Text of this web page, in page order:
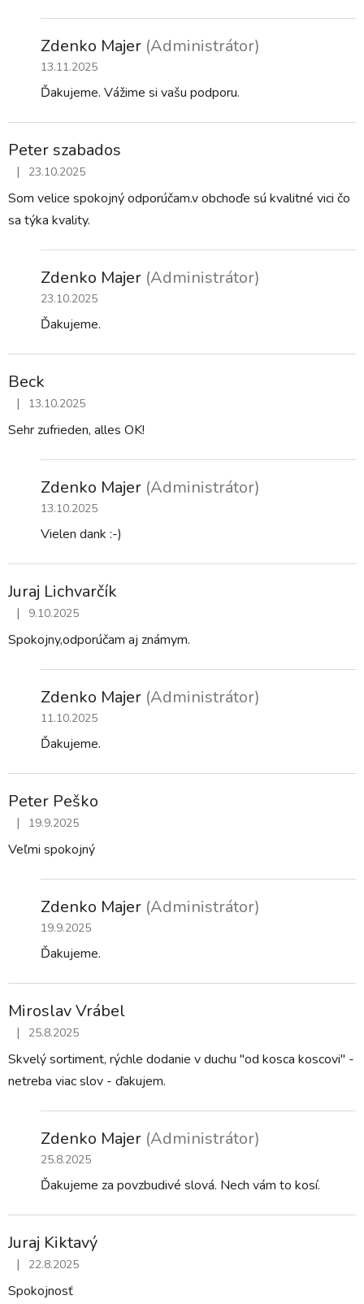
Zdenko Majer (Administrátor)
13.11.2025
Ďakujeme. Vážime si vašu podporu.
Peter szabados
Hodnotenie obchodu je 5 z 5 hviezdičiek.
| 23.10.2025
Som velice spokojný odporúčam.v obchoďe sú kvalitné vici čo
sa týka kvality.
Zdenko Majer (Administrátor)
23.10.2025
Ďakujeme.
Beck
Hodnotenie obchodu je 5 z 5 hviezdičiek.
| 13.10.2025
Sehr zufrieden, alles OK!
Zdenko Majer (Administrátor)
13.10.2025
Vielen dank :-)
Juraj Lichvarčík
Hodnotenie obchodu je 5 z 5 hviezdičiek.
| 9.10.2025
Spokojny,odporúčam aj známym.
Zdenko Majer (Administrátor)
11.10.2025
Ďakujeme.
Peter Peško
Hodnotenie obchodu je 5 z 5 hviezdičiek.
| 19.9.2025
Veľmi spokojný
Zdenko Majer (Administrátor)
19.9.2025
Ďakujeme.
Miroslav Vrábel
Hodnotenie obchodu je 5 z 5 hviezdičiek.
| 25.8.2025
Skvelý sortiment, rýchle dodanie v duchu "od kosca koscovi" -
netreba viac slov - ďakujem.
Zdenko Majer (Administrátor)
25.8.2025
Ďakujeme za povzbudivé slová. Nech vám to kosí.
Juraj Kiktavý
Hodnotenie obchodu je 5 z 5 hviezdičiek.
| 22.8.2025
Spokojnosť